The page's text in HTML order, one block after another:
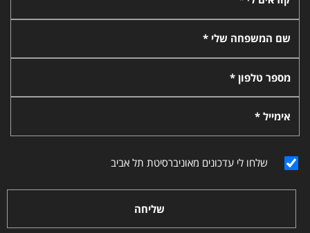
שם המשפחה שלי *
מספר טלפון *
אימייל *
שלחו לי עדכונים מאוניברסיטת תל אביב
שליחה